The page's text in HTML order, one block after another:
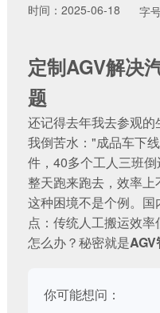
时间：2025-06-18 字
定制AGV解决
题
还记得去年我去参观
我倒苦水："成品车下
件，40多个工人三班
整天跑来跑去，效率
这种困境不是个例。
点：传统人工搬运效
怎么办？秘密就是AGV
你可能想问：